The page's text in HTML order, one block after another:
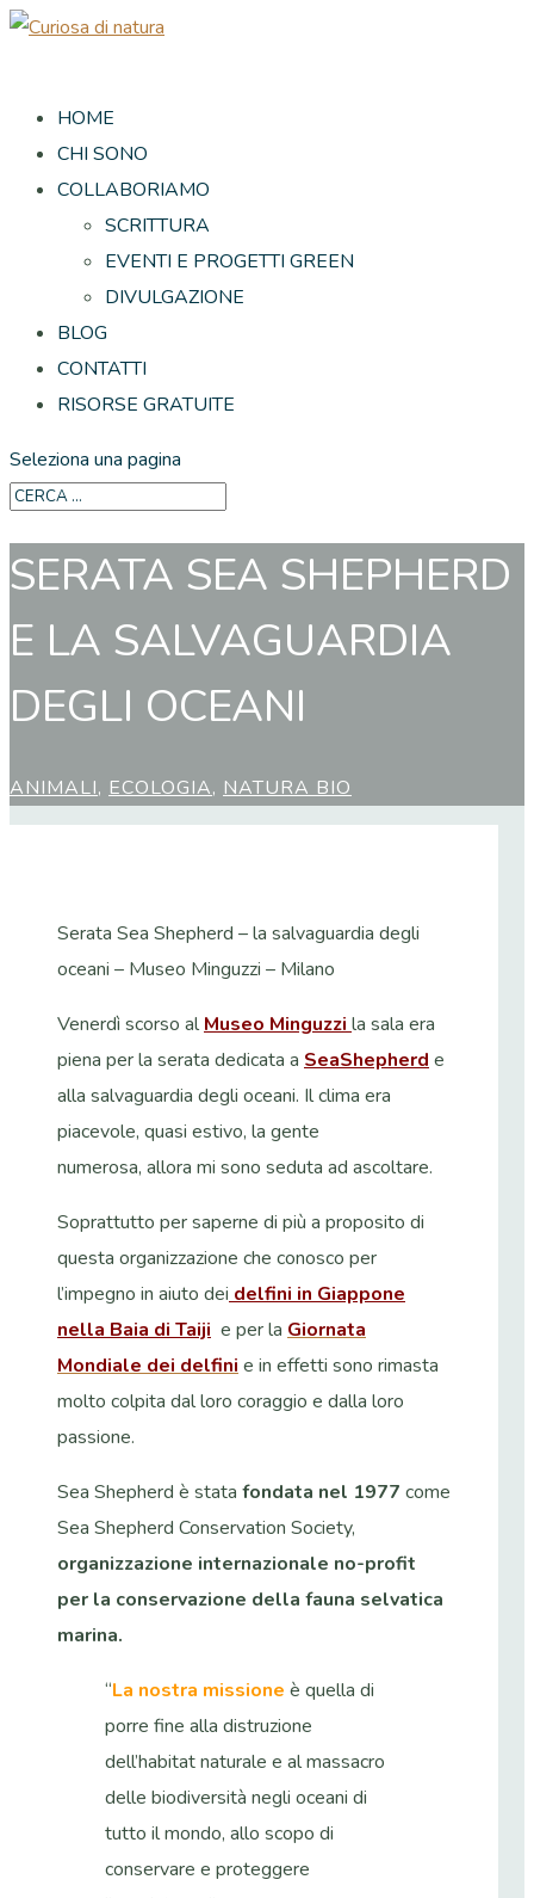
HOME
CHI SONO
COLLABORIAMO
SCRITTURA
EVENTI E PROGETTI GREEN
DIVULGAZIONE
BLOG
CONTATTI
RISORSE GRATUITE
Seleziona una pagina
SERATA SEA SHEPHERD
E LA SALVAGUARDIA
DEGLI OCEANI
ANIMALI, ECOLOGIA, NATURA BIO
Serata Sea Shepherd – la salvaguardia degli
oceani – Museo Minguzzi – Milano
Venerdì scorso alMuseo Minguzzi la sala era
piena per la serata dedicata a SeaShepherd e
alla salvaguardia degli oceani. Il clima era
piacevole, quasi estivo, la gente
numerosa, allora mi sono seduta ad ascoltare.
Soprattutto per saperne di più a proposito di
questa organizzazione che conosco per
l’impegno in aiuto dei delfini in Giappone
nella Baia di Taiji e per la Giornata
Mondiale dei delfini e in effetti sono rimasta
molto colpita dal loro coraggio e dalla loro
passione.
Sea Shepherd è stata fondata nel 1977 come
Sea Shepherd Conservation Society,
organizzazione internazionale no-profit
per la conservazione della fauna selvatica
marina.
“La nostra missione è quella di
porre fine alla distruzione
dell’habitat naturale e al massacro
delle biodiversità negli oceani di
tutto il mondo, allo scopo di
conservare e proteggere